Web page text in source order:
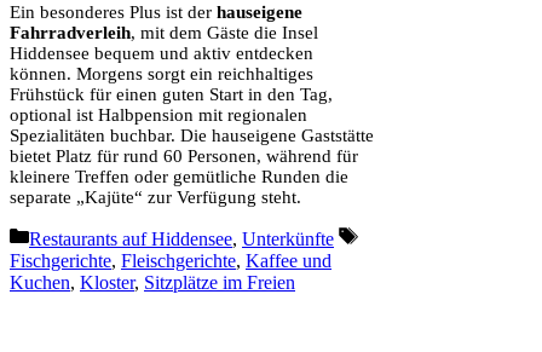
Ein besonderes Plus ist der hauseigene
Fahrradverleih, mit dem Gäste die Insel
Hiddensee bequem und aktiv entdecken
können. Morgens sorgt ein reichhaltiges
Frühstück für einen guten Start in den Tag,
optional ist Halbpension mit regionalen
Spezialitäten buchbar. Die hauseigene Gaststätte
bietet Platz für rund 60 Personen, während für
kleinere Treffen oder gemütliche Runden die
separate „Kajüte“ zur Verfügung steht.
Kategorien
Restaurants auf Hiddensee, Unterkünfte
Schlagwörter
Fischgerichte, Fleischgerichte, Kaffee und
Kuchen, Kloster, Sitzplätze im Freien